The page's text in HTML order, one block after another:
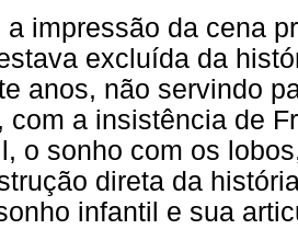
a impressão da cena
excluída da
anos, não servindo
com a insistência de
o sonho com os
direta da
infantil e sua